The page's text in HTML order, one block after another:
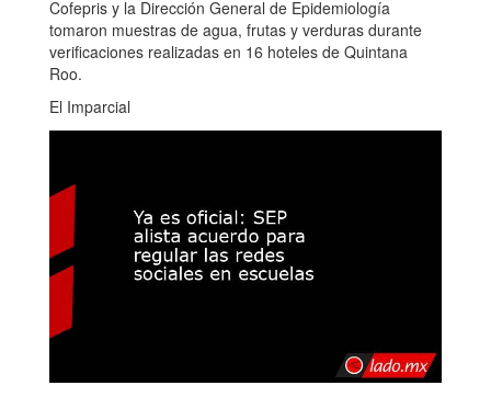
Cofepris y la Dirección General de Epidemiología
tomaron muestras de agua, frutas y verduras durante
verificaciones realizadas en 16 hoteles de Quintana
Roo.
El Imparcial